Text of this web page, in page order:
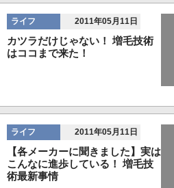
ライフ 2011年05月11日
カツラだけじゃない！ 増毛技術
はココまで来た！
ライフ 2011年05月11日
【各メーカーに聞きました】実は
こんなに進歩している！ 増毛技
術最新事情